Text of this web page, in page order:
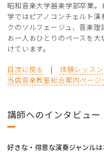
昭和音楽大学器楽学部卒業
学ではピアノコンチェルト
クのソルフェージュ、音楽理
お一人おひとりのペースを
けています。
目次に戻る | 体験レッス
当店音楽教室総合案内ページ
講師へのインタビュー
好きな・得意な演奏ジャンルは